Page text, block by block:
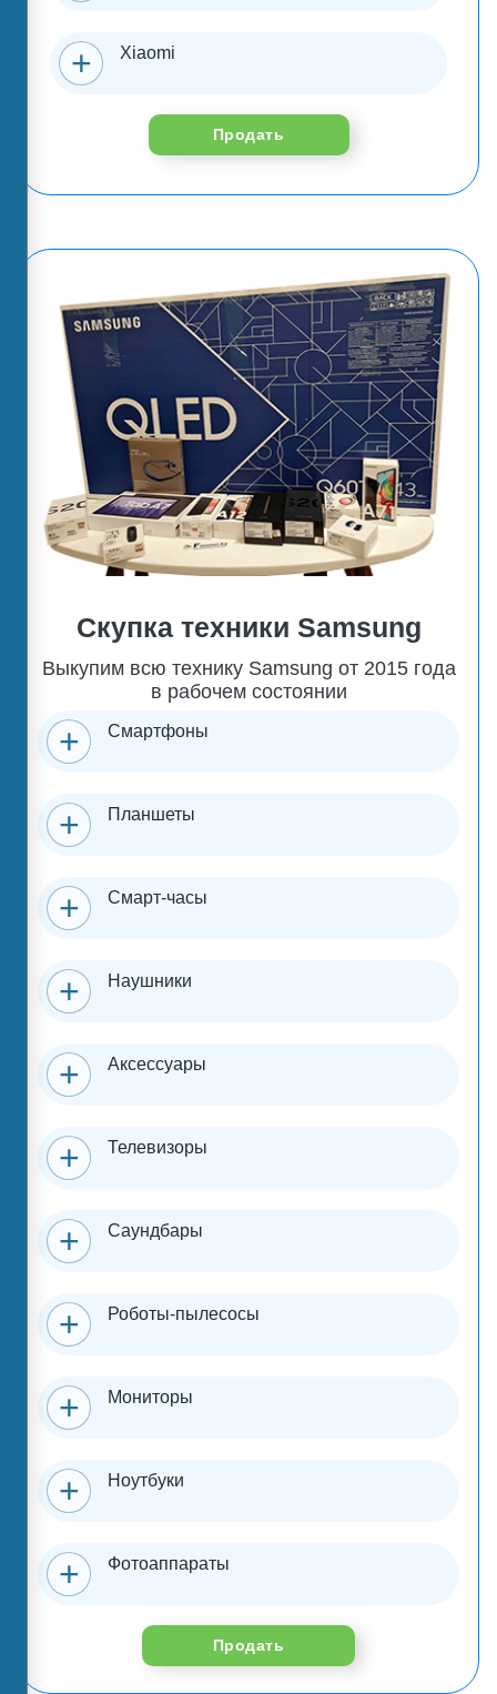
Xiaomi
Продать
Скупка техники Samsung
Выкупим всю технику Samsung от 2015 года
в рабочем состоянии
Смартфоны
Планшеты
Смарт-часы
Наушники
Аксессуары
Телевизоры
Саундбары
Роботы-пылесосы
Мониторы
Ноутбуки
Фотоаппараты
Продать